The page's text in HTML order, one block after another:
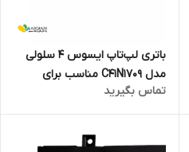
باتری لپ‌تاپ ایسوس 4 سلولی
مدل C41N1709 مناسب برای
لپ‌تاپ ASUS ROG Strix GL503
تماس بگیرید